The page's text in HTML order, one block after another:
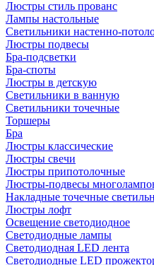
Люстры стиль прованс
Лампы настольные
Светильники настенно-
Люстры подвесы
Бра-подсветки
Бра-споты
Люстры в детскую
Светильники в ванную
Светильники точечные
Торшеры
Бра
Люстры классические
Люстры свечи
Люстры припотолочные
Люстры-подвесы
Накладные точечные
Люстры лофт
Освещение светодиодное
Светодиодные лампы
Светодиодная LED лента
Светодиодные LED